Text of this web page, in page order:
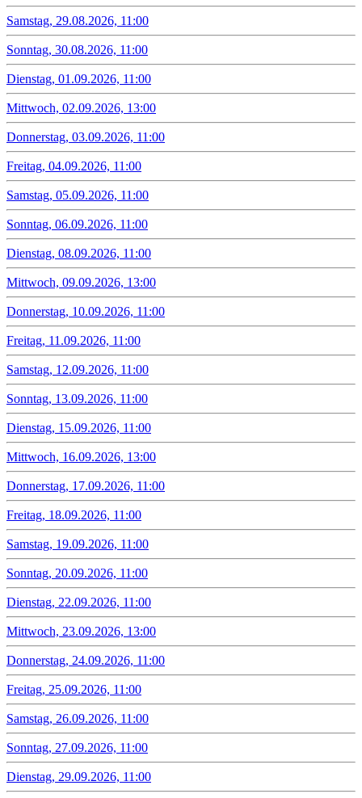
Samstag, 29.08.2026, 11:00
Sonntag, 30.08.2026, 11:00
Dienstag, 01.09.2026, 11:00
Mittwoch, 02.09.2026, 13:00
Donnerstag, 03.09.2026, 11:00
Freitag, 04.09.2026, 11:00
Samstag, 05.09.2026, 11:00
Sonntag, 06.09.2026, 11:00
Dienstag, 08.09.2026, 11:00
Mittwoch, 09.09.2026, 13:00
Donnerstag, 10.09.2026, 11:00
Freitag, 11.09.2026, 11:00
Samstag, 12.09.2026, 11:00
Sonntag, 13.09.2026, 11:00
Dienstag, 15.09.2026, 11:00
Mittwoch, 16.09.2026, 13:00
Donnerstag, 17.09.2026, 11:00
Freitag, 18.09.2026, 11:00
Samstag, 19.09.2026, 11:00
Sonntag, 20.09.2026, 11:00
Dienstag, 22.09.2026, 11:00
Mittwoch, 23.09.2026, 13:00
Donnerstag, 24.09.2026, 11:00
Freitag, 25.09.2026, 11:00
Samstag, 26.09.2026, 11:00
Sonntag, 27.09.2026, 11:00
Dienstag, 29.09.2026, 11:00